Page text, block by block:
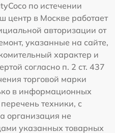
по истечении
центр в Москве работает
авторизации от
указанные на сайте,
характер и
согласно п. 2 ст. 437
торговой марки
в информационных
техники, с
организация не
указанных товарных